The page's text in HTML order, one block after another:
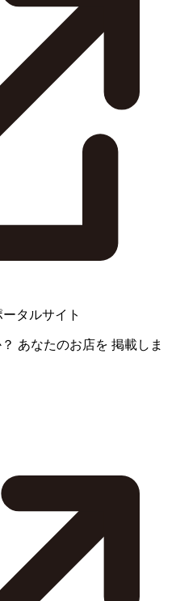
タルサイト
あなたのお店を 掲載しま